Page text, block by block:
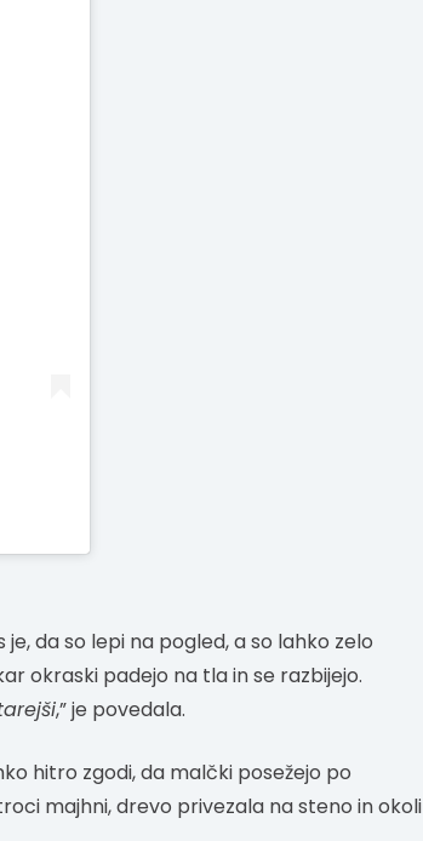
da so lepi na pogled, a so lahko zelo
okraski padejo na tla in se razbijejo.
,” je povedala.
hitro zgodi, da malčki posežejo po
majhni, drevo privezala na steno in okoli